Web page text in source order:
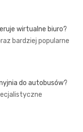
wirtualne biuro?
bardziej popularne
do autobusów?